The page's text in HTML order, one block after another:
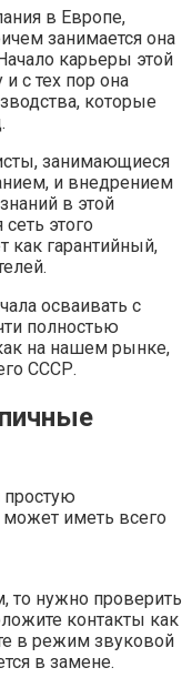
в Европе,
занимается она
карьеры этой
с тех пор она
которые
занимающиеся
и внедрением
в этой
этого
как гарантийный,
осваивать с
полностью
на нашем рынке,
СССР.
иметь всего
то нужно проверить
контакты как
в режим звуковой
в замене.